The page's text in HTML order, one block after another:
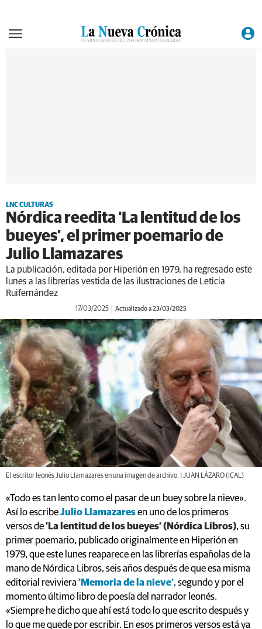
Nórdica reedita 'La lentitud de los
bueyes', el primer poemario de
Julio Llamazares
La publicación, editada por Hiperión en 1979, ha regresado este
lunes a las librerías vestida de las ilustraciones de Leticia
Ruifernández
El escritor leonés Julio Llamazares en una imagen de archivo. | JUAN LÁZARO (ICAL)
«Todo es tan lento como el pasar de un buey sobre la nieve».
Así lo escribeJulio Llamazaresen uno de los primeros
versos de‘La lentitud de los bueyes’ (Nórdica Libros)
primer poemario, publicado originalmente en Hiperión en
1979, que este lunes reaparece en las librerías españolas de la
mano de Nórdica Libros, seis años después de que esa misma
editorial reviviera ‘Memoria de la nieve’, segundo y por el
momento último libro de poesía del narrador leonés.
«Siempre he dicho que ahí está todo lo que escrito después y
lo que me quede por escribir. En esos primeros versos está ya
trazado el mapa sentimental y poético y literario de mi vida. A